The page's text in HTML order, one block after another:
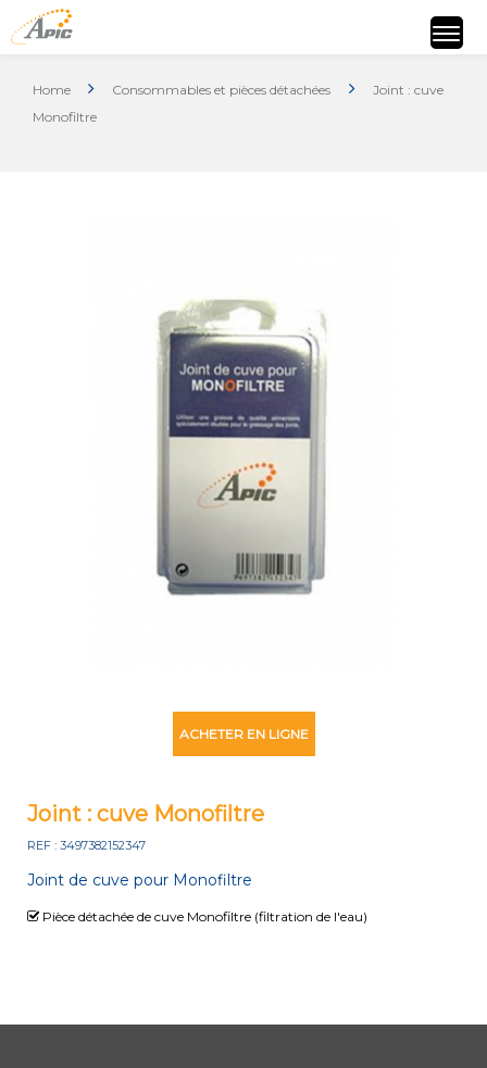
Home Consommables et pièces détachées
Joint : cuve
Monofiltre
ACHETER EN LIGNE
Joint : cuve Monofiltre
REF : 3497382152347
Joint de cuve pour Monofiltre
Pièce détachée de cuve Monofiltre (filtration de l'eau)